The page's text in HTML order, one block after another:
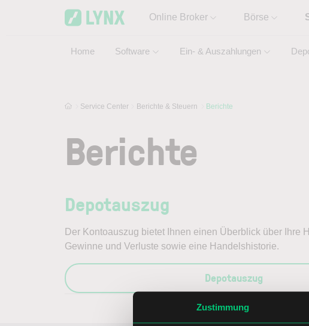
Zustimmung
Online Broker
Börse
Home Software Ein- & Auszahlungen
Service Center Berichte & Steuern Berichte
Berichte
Depotauszug
Der Kontoauszug bietet Ihnen einen Überblick über Ihre
Gewinne und Verluste sowie eine Handelshistorie.
Depotauszug